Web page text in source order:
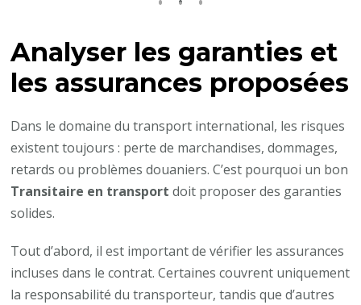
Analyser les garanties et
les assurances proposées
Dans le domaine du transport international, les risques
existent toujours : perte de marchandises, dommages,
retards ou problèmes douaniers. C’est pourquoi un bon
Transitaire en transport doit proposer des garanties
solides.
Tout d’abord, il est important de vérifier les assurances
incluses dans le contrat. Certaines couvrent uniquement
la responsabilité du transporteur, tandis que d’autres